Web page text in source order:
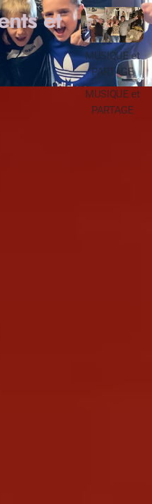
MUSIQUE et
PARTAGE
et
MUSIQUE et
PARTAGE